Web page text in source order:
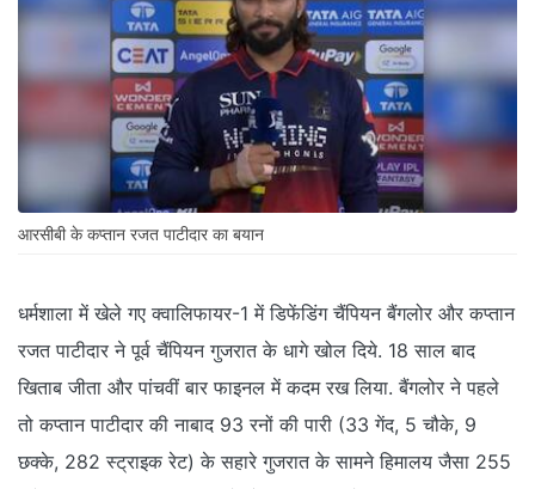
आरसीबी के कप्तान रजत पाटीदार का बयान
धर्मशाला में खेले गए क्वालिफायर-1 में डिफेंडिंग चैंपियन बैंगलोर और कप्तान
रजत पाटीदार ने पूर्व चैंपियन गुजरात के धागे खोल दिये. 18 साल बाद
खिताब जीता और पांचवीं बार फाइनल में कदम रख लिया. बैंगलोर ने पहले
तो कप्तान पाटीदार की नाबाद 93 रनों की पारी (33 गेंद, 5 चौके, 9
छक्के, 282 स्ट्राइक रेट) के सहारे गुजरात के सामने हिमालय जैसा 255